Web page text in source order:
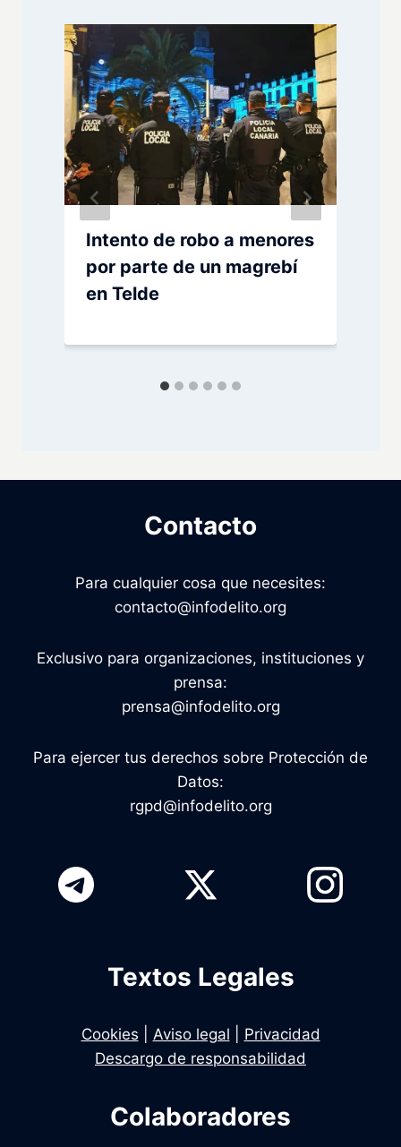
Intento de robo a menores
por parte de un magrebí
en Telde
Contacto
Para cualquier cosa que necesites:
contacto@infodelito.org
Exclusivo para organizaciones, instituciones y
prensa:
prensa@infodelito.org
Para ejercer tus derechos sobre Protección de
Datos:
rgpd@infodelito.org
Textos Legales
Cookies Aviso legal
Privacidad
Descargo de responsabilidad
Colaboradores